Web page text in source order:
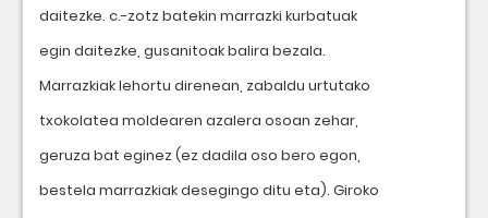
daitezke. c.-zotz batekin marrazki kurbatuak
egin daitezke, gusanitoak balira bezala.
Marrazkiak lehortu direnean, zabaldu urtutako
txokolatea moldearen azalera osoan zehar,
geruza bat eginez (ez dadila oso bero egon,
bestela marrazkiak desegingo ditu eta). Giroko